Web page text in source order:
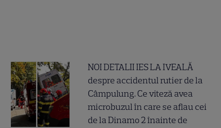
NOI DETALII IES LA IVEALĂ
despre accidentul rutier de la
Câmpulung. Ce viteză avea
microbuzul în care se aflau cei
de la Dinamo 2 înainte de